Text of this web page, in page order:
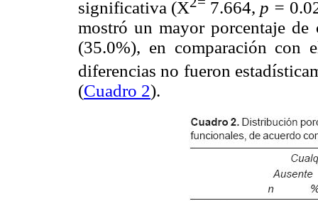
significativa (X 7.664, p =
mostró un mayor porcentaje de
(35.0%), en comparación con
diferencias no fueron
(Cuadro 2).